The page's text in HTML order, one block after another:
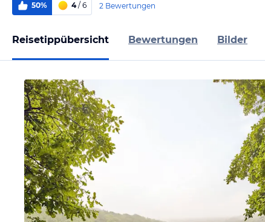
50% 4/ 6 2 Bewertungen
Reisetippübersicht Bewertungen Bilder